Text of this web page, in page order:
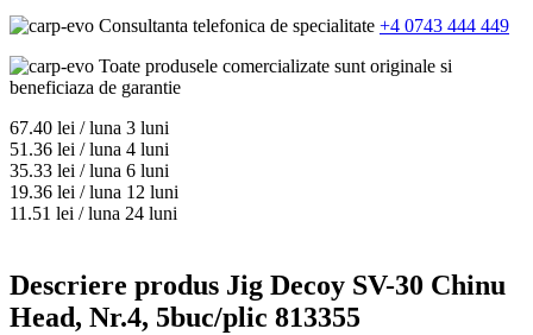
Consultanta telefonica de specialitate +4 0743 444 449
Toate produsele comercializate sunt originale si
beneficiaza de garantie
67.40 lei / luna 3 luni
51.36 lei / luna 4 luni
35.33 lei / luna 6 luni
19.36 lei / luna 12 luni
11.51 lei / luna 24 luni
Descriere produs Jig Decoy SV-30 Chinu
Head, Nr.4, 5buc/plic 813355